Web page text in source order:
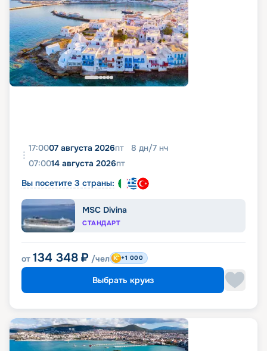
17:0007 августа 2026пт 8 дн/7 нч
07:0014 августа 2026пт
Вы посетите 3 страны:
MSC Divina
СТАНДАРТ
от 134 348 ₽ /чел +1 000
Выбрать круиз